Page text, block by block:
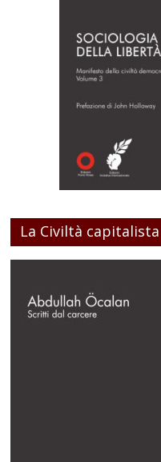
La Civiltà capitalista